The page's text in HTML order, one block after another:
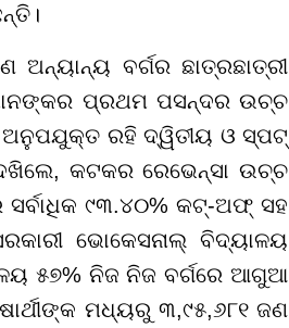
ଅନ୍ୟାନ୍ୟ ବର୍ଗର ଛାତ୍ରଛାତ୍ରୀ
ପ୍ରଥମ ପସନ୍ଦର ଉଚ୍ଚ
ଅନୁପଯୁକ୍ତ ରହି ଦ୍ୱିତୀୟ ଓ ସ୍ପଟ୍
କଟକର ରେଭେନ୍ସା ଉଚ୍ଚ
ସର୍ବାଧିକ ୯୩.୪୦% କଟ୍-ଅଫ୍ ସହ
ଭୋକେସନାଲ୍ ବିଦ୍ୟାଳୟ
୫୭% ନିଜ ନିଜ ବର୍ଗରେ ଆଗୁଆ
ମଧ୍ୟରୁ ୩,୯୫,୬୮୧ ଜଣ